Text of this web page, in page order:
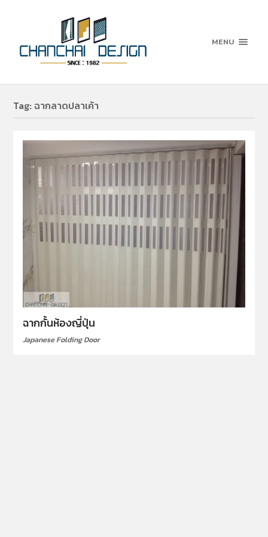
MENU
Tag: ฉากลาดปลาเค้า
ฉากกั้นห้องญี่ปุ่น
Japanese Folding Door